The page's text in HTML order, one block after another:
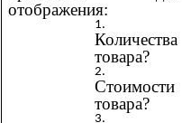
отображения:
Количества
товара?
Стоимости
товара?